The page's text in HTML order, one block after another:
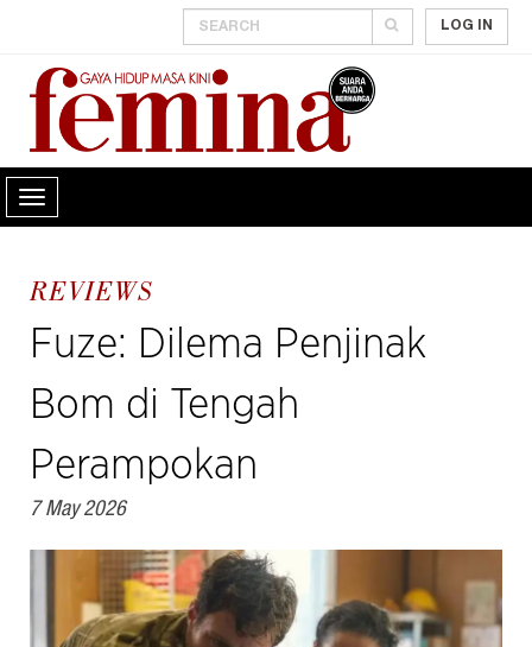
LOG IN
REVIEWS
Fuze: Dilema Penjinak
Bom di Tengah
Perampokan
7 May 2026